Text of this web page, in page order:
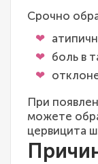
Срочно
боль в
При
можете
цервицита